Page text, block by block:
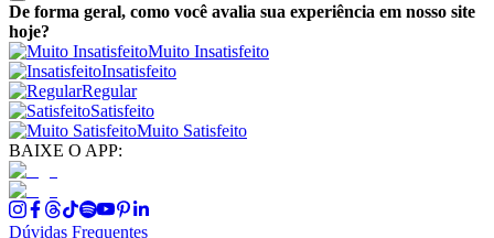
De forma geral, como você avalia sua experiência em nosso site
hoje?
Muito Insatisfeito
Insatisfeito
Regular
Satisfeito
Muito Satisfeito
BAIXE O APP:
Dúvidas Frequentes